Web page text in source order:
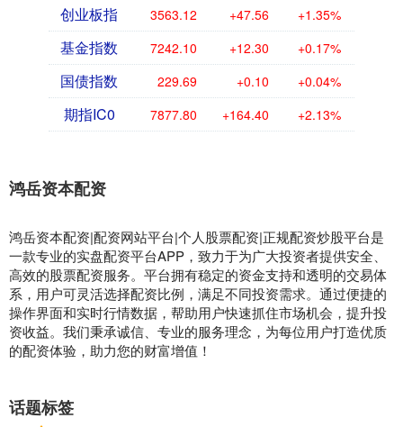
创业板指 3563.12 +47.56 +1.35%
基金指数 7242.10 +12.30 +0.17%
国债指数 229.69 +0.10 +0.04%
期指IC0 7877.80 +164.40 +2.13%
鸿岳资本配资
鸿岳资本配资|配资网站平台|个人股票配资|正规配资炒股平台是
一款专业的实盘配资平台APP，致力于为广大投资者提供安全、
高效的股票配资服务。平台拥有稳定的资金支持和透明的交易体
系，用户可灵活选择配资比例，满足不同投资需求。通过便捷的
操作界面和实时行情数据，帮助用户快速抓住市场机会，提升投
资收益。我们秉承诚信、专业的服务理念，为每位用户打造优质
的配资体验，助力您的财富增值！
话题标签